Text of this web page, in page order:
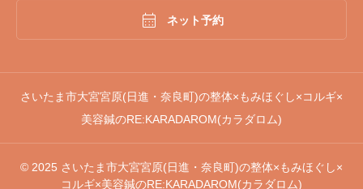
 ネット予約
さいたま市大宮宮原(日進・奈良町)の整体×もみほぐし×コルギ×
美容鍼のRE:KARADAROM(カラダロム)
© 2025 さいたま市大宮宮原(日進・奈良町)の整体×もみほぐし×
コルギ×美容鍼のRE:KARADAROM(カラダロム)